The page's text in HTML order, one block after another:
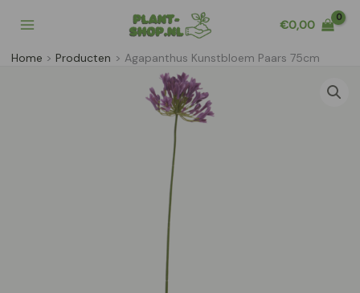
naar
inhoud
€0,00
Home Producten Agapanthus Kunstbloem Paars 75cm